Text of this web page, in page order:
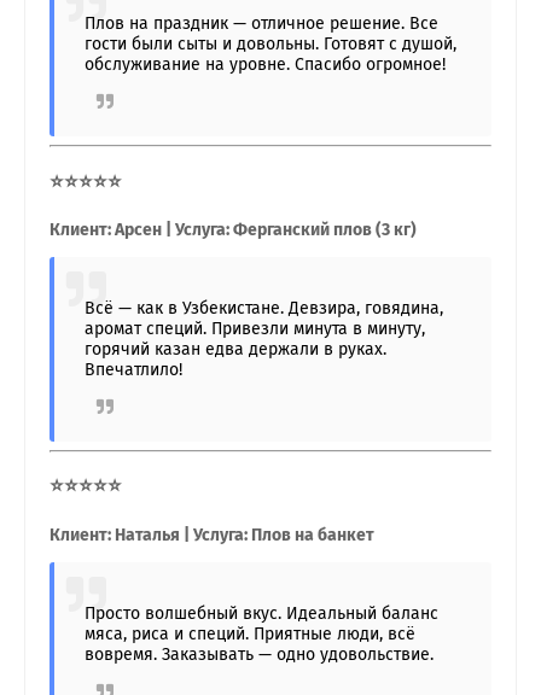
Плов на праздник — отличное решение. Все
гости были сыты и довольны. Готовят с душой,
обслуживание на уровне. Спасибо огромное!
⭐⭐⭐⭐⭐
Клиент: Арсен | Услуга: Ферганский плов (3 кг)
Всё — как в Узбекистане. Девзира, говядина,
аромат специй. Привезли минута в минуту,
горячий казан едва держали в руках.
Впечатлило!
⭐⭐⭐⭐⭐
Клиент: Наталья | Услуга: Плов на банкет
Просто волшебный вкус. Идеальный баланс
мяса, риса и специй. Приятные люди, всё
вовремя. Заказывать — одно удовольствие.